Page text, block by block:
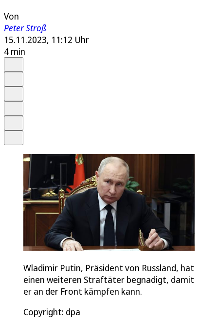
Von
Peter Stroß
15.11.2023, 11:12 Uhr
4 min
Wladimir Putin, Präsident von Russland, hat
einen weiteren Straftäter begnadigt, damit
er an der Front kämpfen kann.
Copyright: dpa